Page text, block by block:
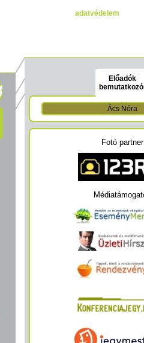
adatvédelem
Előadók
Ács Nóra
Fotó partner